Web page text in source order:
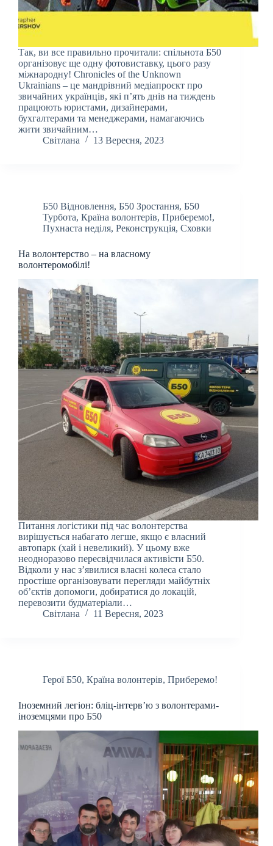
Так, ви все правильно прочитали: спільнота Б50
організовує ще одну фотовиставку, цього разу
міжнародну! Chronicles of the Unknown
Ukrainians – це мандрівний медіапроєкт про
звичайних українців, які п’ять днів на тиждень
працюють юристами, дизайнерами,
бухгалтерами та менеджерами, намагаючись
жити звичайним…
Світлана
13 Вересня, 2023
Б50 Відновлення, Б50 Зростання, Б50
Турбота, Країна волонтерів, Приберемо!,
Пухнаста неділя, Реконструкція, Сховки
На волонтерство – на власному
волонтеромобілі!
Питання логістики під час волонтерства
вирішується набагато легше, якщо є власний
автопарк (хай і невеликий). У цьому вже
неодноразово пересвідчилася активісти Б50.
Відколи у нас з’явилися власні колеса стало
простіше організовувати перегляди майбутніх
об’єктів допомоги, добиратися до локацій,
перевозити будматеріали…
Світлана
11 Вересня, 2023
Герої Б50, Країна волонтерів, Приберемо!
Іноземний легіон: бліц-інтерв’ю з волонтерами-
іноземцями про Б50